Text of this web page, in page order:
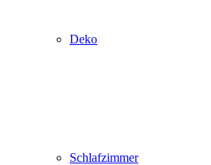
Deko
Schlafzimmer